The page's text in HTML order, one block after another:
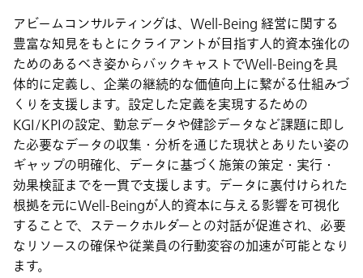
アビームコンサルティングは、Well-Being 経営に関する
豊富な知見をもとにクライアントが目指す人的資本強化の
ためのあるべき姿からバックキャストでWell-Beingを具
体的に定義し、企業の継続的な価値向上に繋がる仕組みづ
くりを支援します。設定した定義を実現するための
KGI/KPIの設定、勤怠データや健診データなど課題に即し
た必要なデータの収集・分析を通じた現状とありたい姿の
ギャップの明確化、データに基づく施策の策定・実行・
効果検証までを一貫で支援します。データに裏付けられた
根拠を元にWell-Beingが人的資本に与える影響を可視化
することで、ステークホルダーとの対話が促進され、必要
なリソースの確保や従業員の行動変容の加速が可能となり
ます。